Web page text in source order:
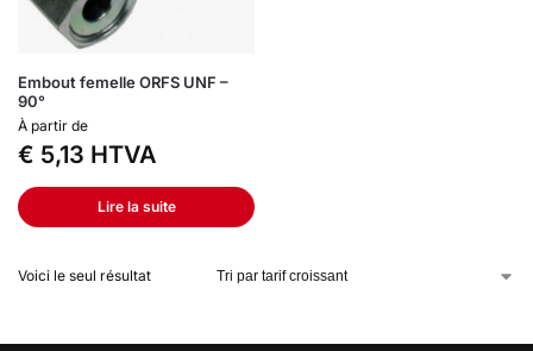
Embout femelle ORFS UNF –
90°
À partir de
€ 5,13 HTVA
Lire la suite
Voici le seul résultat